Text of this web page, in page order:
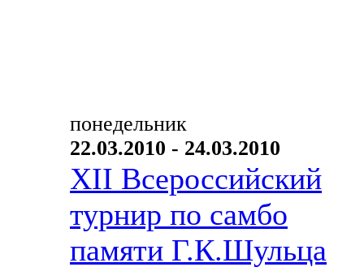
понедельник
22.03.2010 - 24.03.2010
XII Всероссийский
турнир по самбо
памяти Г.К.Шульца